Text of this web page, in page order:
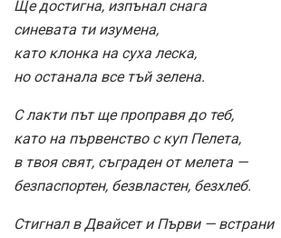
Ще достигна, изпънал снага
синевата ти изумена,
като клонка на суха леска,
но останала все тъй зелена.
С лакти път ще проправя до теб,
като на първенство с куп Пелета,
в твоя свят, съграден от мелета —
безпаспортен, безвластен, безхлеб.
Стигнал в Двайсет и Първи — встрани